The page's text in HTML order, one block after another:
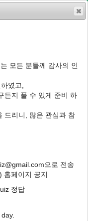
n
v
o
소실이 유발
Isolated
모든 분들께 감사의 인
였고,
든지 풀 수 있게 준비 하
드리니, 많은 관심과 참
으로 전송
홈페이지 공지
정답